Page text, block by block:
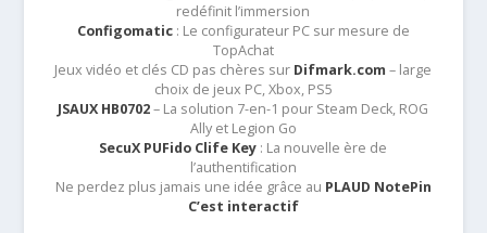
redéfinit l’immersion
Configomatic: Le configurateur PC sur mesure de
TopAchat
Jeux vidéo et clés CD pas chères sur Difmark.com – large
choix de jeux PC, Xbox, PS5
JSAUX HB0702– La solution 7-en-1 pour Steam Deck, ROG
Ally et Legion Go
SecuX PUFido Clife Key : La nouvelle ère de
l’authentification
Ne perdez plus jamais une idée grâce au PLAUD NotePin
C’est interactif